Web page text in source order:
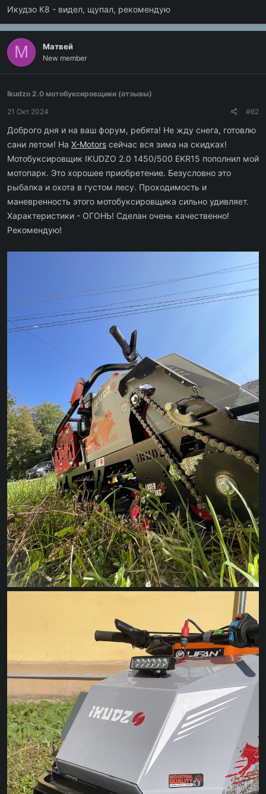
Икудзо К8 - видел, щупал, рекомендую
М Матвей
New member
Ikudzo 2.0 мотобуксировщики (отзывы)
21 Окт 2024
#62
Доброго дня и на ваш форум, ребята! Не жду снега, готовлю
сани летом! На X-Motors сейчас вся зима на скидках!
Мотобуксировщик IKUDZO 2.0 1450/500 EKR15 пополнил мой
мотопарк. Это хорошее приобретение. Безусловно это
рыбалка и охота в густом лесу. Проходимость и
маневренность этого мотобуксировщика сильно удивляет.
Характеристики - ОГОНЬ! Сделан очень качественно!
Рекомендую!